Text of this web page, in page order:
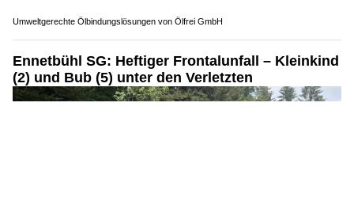
insurando.ch: Zusatzversicherung für den Gesundheitsschutz finden